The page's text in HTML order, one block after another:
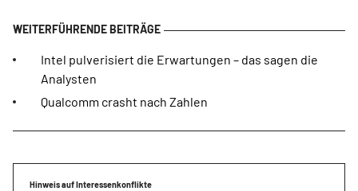
Intel pulverisiert die Erwartungen – das sagen die
Analysten
Qualcomm crasht nach Zahlen
Hinweis auf Interessenkonflikte